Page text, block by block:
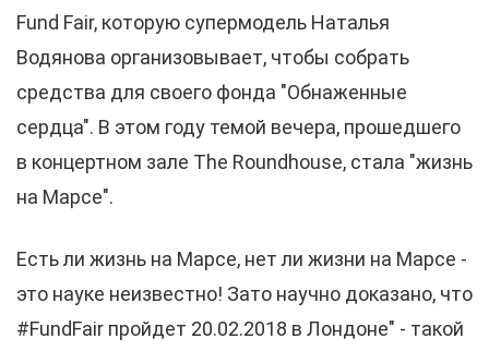
Fund Fair, которую супермодель Наталья
Водянова организовывает, чтобы собрать
средства для своего фонда "Обнаженные
сердца". В этом году темой вечера, прошедшего
в концертном зале The Roundhouse, стала "жизнь
на Марсе".
Есть ли жизнь на Марсе, нет ли жизни на Марсе -
это науке неизвестно! Зато научно доказано, что
#FundFair пройдет 20.02.2018 в Лондоне" - такой